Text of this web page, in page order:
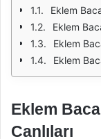
Eklem
Eklem
Eklem
Eklem
Eklem
Canlıları